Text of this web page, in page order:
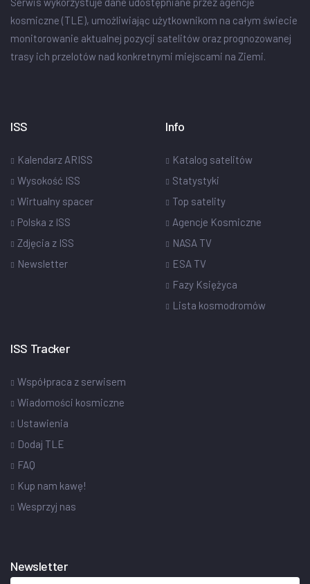
kosmiczne (TLE), umożliwiając użytkownikom na całym świecie
monitorowanie aktualnej pozycji satelitów oraz prognozowanej
trasy ich przelotów nad konkretnymi miejscami na Ziemi.
ISS
Kalendarz ARISS
Wysokość ISS
Wirtualny spacer
Polska z ISS
Zdjęcia z ISS
Newsletter
Info
Katalog satelitów
Statystyki
Top satelity
Agencje Kosmiczne
NASA TV
ESA TV
Fazy Księżyca
Lista kosmodromów
ISS Tracker
Współpraca z serwisem
Wiadomości kosmiczne
Ustawienia
Dodaj TLE
FAQ
Kup nam kawę!
Wesprzyj nas
Newsletter